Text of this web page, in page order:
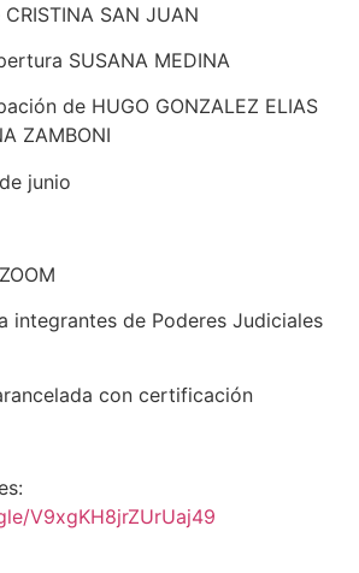
SAN JUAN
SUSANA MEDINA
de HUGO GONZALEZ ELIAS
ZAMBONI
junio
integrantes de Poderes Judiciales
con certificación
V9xgKH8jrZUrUaj49